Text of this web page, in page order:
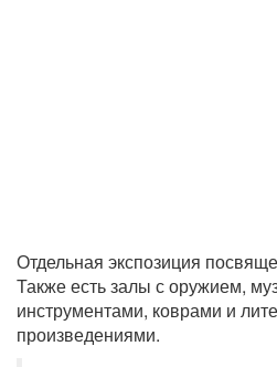
Отдельная экспозиция
Также есть залы с оружием,
инструментами, коврами и
произведениями.